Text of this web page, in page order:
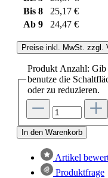
Bis 8
25,17 €
Ab 9 24,47 €
Preise inkl. MwSt. zzgl.
Produkt Anzahl: Gib
benutze die
oder zu reduzieren.
In den Warenkorb
Artikel
Produktfrage